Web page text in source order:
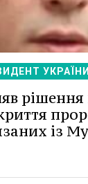
УКРАЇНИ
рішення
із